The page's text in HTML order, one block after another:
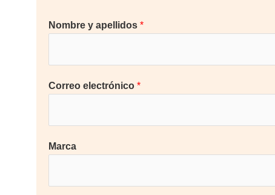
Nombre y apellidos *
Correo electrónico *
Marca